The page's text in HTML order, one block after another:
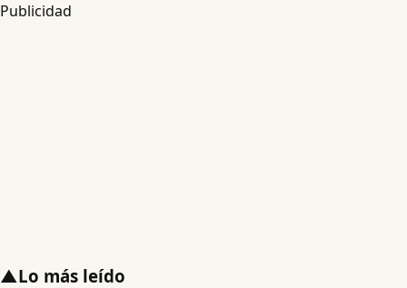
Publicidad
▲Lo más leído